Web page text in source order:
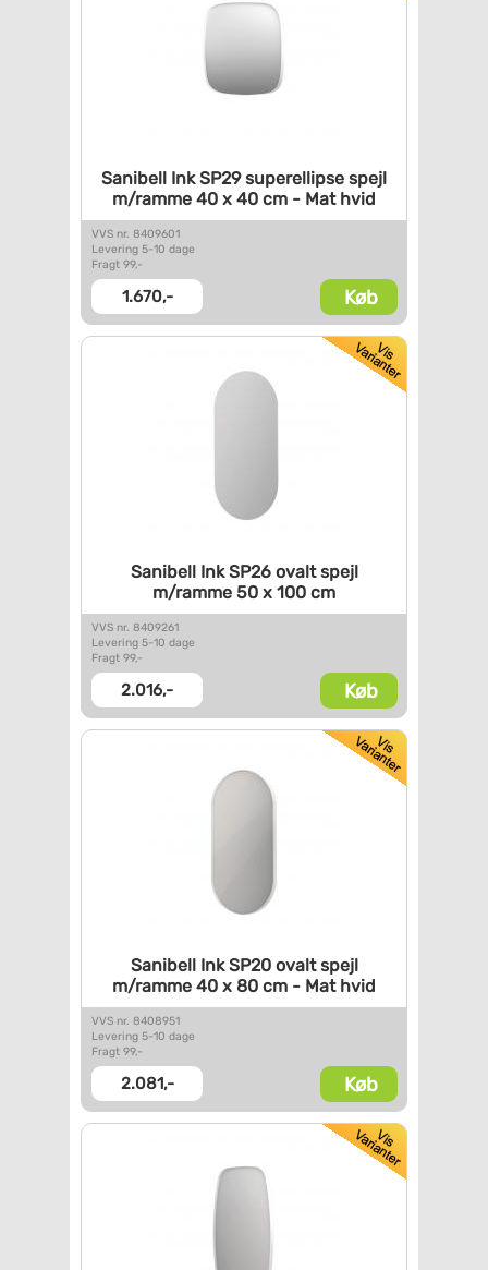
Sanibell Ink SP29 superellipse spejl
m/ramme 40 x 40 cm - Mathvid
VVS nr. 8409601
Levering 5-10 dage
Fragt 99,-
1.670,- Køb
Sanibell Ink SP26 ovalt spejl
m/ramme 50 x 100 cm
VVS nr. 8409261
Levering 5-10 dage
Fragt 99,-
2.016,- Køb
Sanibell Ink SP20 ovalt spejl
m/ramme 40 x 80 cm - Mat hvid
VVS nr. 8408951
Levering 5-10 dage
Fragt 99,-
2.081,- Køb